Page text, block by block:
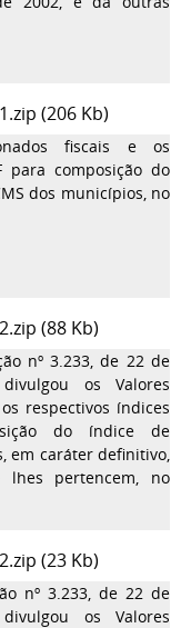
(206 Kb)
fiscais e os
para composição do
dos municípios, no
(88 Kb)
nº 3.233, de 22 de
os Valores
respectivos índices
do índice de
em caráter definitivo,
pertencem, no
(23 Kb)
nº 3.233, de 22 de
os Valores